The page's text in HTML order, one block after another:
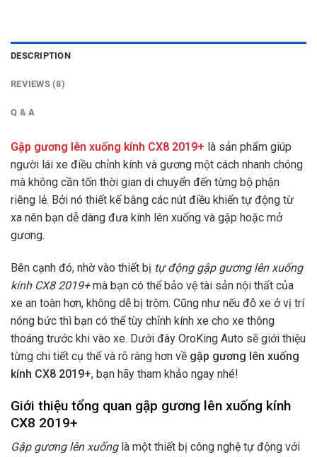
DESCRIPTION
REVIEWS (8)
Q & A
Gập gương lên xuống kính CX8 2019+ là sản phẩm giúp
người lái xe điều chỉnh kính và gương một cách nhanh chóng
mà không cần tốn thời gian di chuyển đến từng bộ phận
riêng lẻ. Bởi nó thiết kế bằng các nút điều khiển tự động từ
xa nên bạn dễ dàng đưa kính lên xuống và gập hoặc mở
gương.
Bên cạnh đó, nhờ vào thiết bị tự động gập gương lên xuống
kính CX8 2019+mà bạn có thể bảo vệ tài sản nội thất của
xe an toàn hơn, không dễ bị trộm. Cũng như nếu đỗ xe ở vị trí
nóng bức thì bạn có thể tùy chỉnh kính xe cho xe thông
thoáng trước khi vào xe. Dưới đây OroKing Auto sẽ giới thiệu
từng chi tiết cụ thể và rõ ràng hơn về gập gương lên xuống
kính CX8 2019+, bạn hãy tham khảo ngay nhé!
Giới thiệu tổng quan gập gương lên xuống kính
CX8 2019+
Gập gương lên xuốnglà một thiết bị công nghệ tự động với